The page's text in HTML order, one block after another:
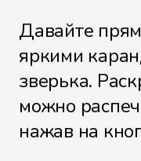
Давайте
яркими
зверька.
можно
нажав на